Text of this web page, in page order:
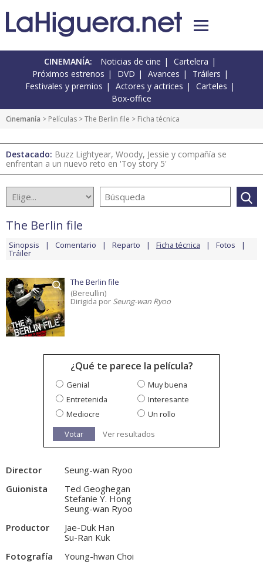
CINEMANÍA: Noticias de cine
Cartelera
Próximos estrenos
DVD Avances
Tráilers
Festivales y premios
Actores y actrices
Carteles
Box-office
Cinemanía > Películas >The Berlin file > Ficha técnica
Destacado: Buzz Lightyear, Woody, Jessie y compañía se
enfrentan a un nuevo reto en 'Toy story 5'
The Berlin file
Sinopsis Comentario Reparto Ficha técnica Fotos
Tráiler
The Berlin file
(Bereullin)
Dirigida por Seung-wan Ryoo
¿Qué te parece la película?
Genial
Muy buena
Entretenida
Interesante
Mediocre
Un rollo
Votar
Ver resultados
Director
Seung-wan Ryoo
Guionista
Ted Geoghegan
Stefanie Y. Hong
Seung-wan Ryoo
Productor
Jae-Duk Han
Su-Ran Kuk
Fotografía
Young-hwan Choi